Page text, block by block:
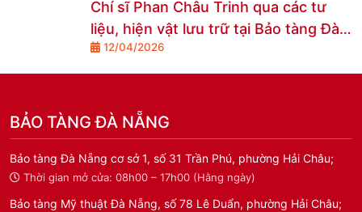
Chí sĩ Phan Châu Trinh qua các tư
liệu, hiện vật lưu trữ tại Bảo tàng Đà
Nẵng
12/04/2026
BẢO TÀNG ĐÀ NẴNG
Bảo tàng Đà Nẵng cơ sở 1, số 31 Trần Phú, phường Hải Châu;
Thời gian mở cửa: 08h00 – 17h00 (Hằng ngày)
Bảo tàng Mỹ thuật Đà Nẵng, số 78 Lê Duẩn, phường Hải Châu;